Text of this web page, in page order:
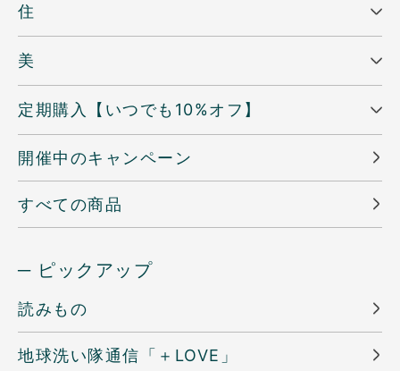
住
美
定期購入【いつでも10%オフ】
開催中のキャンペーン
すべての商品
─ ピックアップ
読みもの
地球洗い隊通信「＋LOVE」